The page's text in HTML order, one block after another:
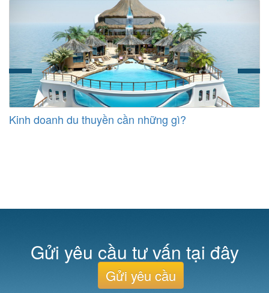
Kinh doanh du thuyền cần những gì?
Gửi yêu cầu tư vấn tại đây
Gửi yêu cầu